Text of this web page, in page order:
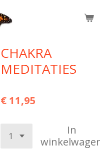
CHAKRA
MEDITATIES
€ 11,95
In